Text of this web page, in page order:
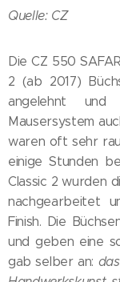
Quelle: CZ
Die CZ 550
2 (ab 2017)
angelehnt
Mausersystem
waren oft sehr
einige Stunden
Classic 2 wurden
nachgearbeitet
Finish. Die
und geben eine
gab selber an: